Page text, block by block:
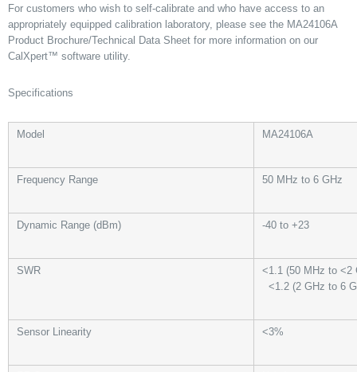
For customers who wish to self-calibrate and who have access to an
appropriately equipped calibration laboratory, please see the MA24106A
Product Brochure/Technical Data Sheet for more information on our
CalXpert™ software utility.
Specifications
Model MA24106A
Frequency Range 50 MHz to 6 GHz
Dynamic Range (dBm) -40 to +23
SWR
<1.1 (50 MHz to <2
<1.2 (2 GHz to 6
Sensor Linearity <3%